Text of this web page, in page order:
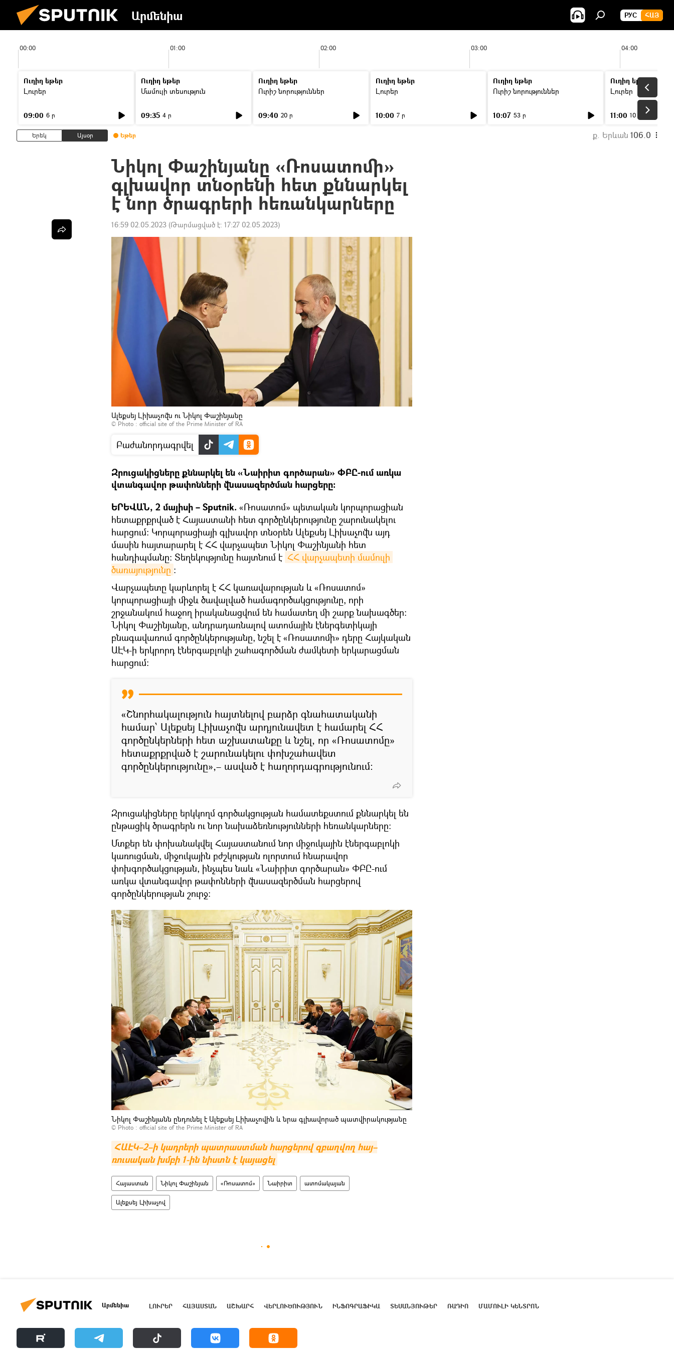
Արմենիա РУС ՀԱՅ
00:00 01:00 02:00 03:00 04:00
Ուղիղ եթեր
Լուրեր
09:00 6 ր
Ուղիղ եթեր
Մամուլի տեսություն
09:35 4 ր
Ուղիղ եթեր
Ուրիշ նորություններ
09:40 20 ր
Ուղիղ եթեր
Լուրեր
10:00 7 ր
Ուղիղ եթեր
Ուրիշ նորություններ
10:07 53 ր
Ուղիղ եթեր
Լուրեր
11:00 10 ր
Երեկ Այսօր Եթեր ք. Երևան 106.0
Նիկոլ Փաշինյանը «Ռոսատոմի»
գլխավոր տնօրենի հետ քննարկել
է նոր ծրագրերի հեռանկարները
16:59 02.05.2023 (Թարմացված է: 17:27 02.05.2023)
Ալեքսեյ Լիխաչովն ու Նիկոլ Փաշինյանը
© Photo : official site of the Prime Minister of RA
Բաժանորդագրվել
Զրուցակիցները քննարկել են «Նաիրիտ գործարան» ՓԲԸ-ում առկա
վտանգավոր թափոնների վնասազերծման հարցերը։
ԵՐԵՎԱՆ, 2 մայիսի – Sputnik. «Ռոսատոմ» պետական կորպորացիան
հետաքրքրված է Հայաստանի հետ գործընկերությունը շարունակելու
հարցում։ Կորպորացիայի գլխավոր տնօրեն Ալեքսեյ Լիխաչովն այդ
մասին հայտարարել է ՀՀ վարչապետ Նիկոլ Փաշինյանի հետ
հանդիպմանը։ Տեղեկությունը հայտնում է ՀՀ վարչապետի մամուլի
ծառայությունը ։
Վարչապետը կարևորել է ՀՀ կառավարության և «Ռոսատոմ»
կորպորացիայի միջև ծավալված համագործակցությունը, որի
շրջանակում հաջող իրականացվում են համատեղ մի շարք նախագծեր:
Նիկոլ Փաշինյանը, անդրադառնալով ատոմային էներգետիկայի
բնագավառում գործընկերությանը, նշել է «Ռոսատոմի» դերը Հայկական
ԱԷԿ-ի երկրորդ էներգաբլոկի շահագործման ժամկետի երկարացման
հարցում:
«Շնորհակալություն հայտնելով բարձր գնահատականի
համար՝ Ալեքսեյ Լիխաչովն արդյունավետ է համարել ՀՀ
գործընկերների հետ աշխատանքը և նշել, որ «Ռոսատոմը»
հետաքրքրված է շարունակելու փոխշահավետ
գործընկերությունը»,– ասված է հաղորդագրությունում։
Զրուցակիցները երկկողմ գործակցության համատեքստում քննարկել են
ընթացիկ ծրագրերն ու նոր նախաձեռնությունների հեռանկարները:
Մտքեր են փոխանակվել Հայաստանում նոր միջուկային էներգաբլոկի
կառուցման, միջուկային բժշկության ոլորտում հնարավոր
փոխգործակցության, ինչպես նաև «Նաիրիտ գործարան» ՓԲԸ-ում
առկա վտանգավոր թափոնների վնասազերծման հարցերով
գործընկերության շուրջ։
Նիկոլ Փաշինյանն ընդունել է Ալեքսեյ Լիխաչովին և նրա գլխավորած պատվիրակությանը
© Photo : official site of the Prime Minister of RA
ՀԱԷԿ–2–ի կադրերի պատրաստման հարցերով զբաղվող հայ–
ռուսական խմբի 1-ին նիստն է կայացել
Հայաստան Նիկոլ Փաշինյան «Ռոսատոմ» Նաիրիտ ատոմակայան
Ալեքսեյ Լիխաչով
Արմենիա ԼՈՒՐԵՐ ՀԱՅԱՍՏԱՆ ԱՇԽԱՐՀ ՎԵՐԼՈՒԾՈՒԹՅՈՒՆ ԻՆՖՈԳՐԱՖԻԿԱ ՏԵՍԱՆՅՈՒԹԵՐ ՌԱԴԻՈ ՄԱՄՈՒԼԻ ԿԵՆՏՐՈՆ